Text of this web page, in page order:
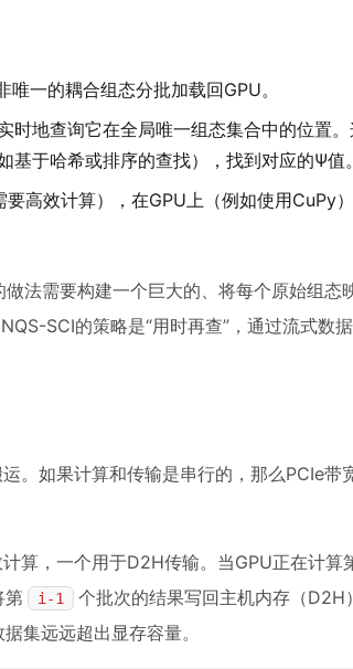
一的耦合组态分批加载回GPU。
时地查询它在全局唯一组态集合中的位置
于哈希或排序的查找），找到对应的Ψ值。
高效计算），在GPU上（例如使用CuPy
做法需要构建一个巨大的、将每个原始组态
SCI的策略是“用时再查”，通过流式数
。如果计算和传输是串行的，那么PCIe带
算，一个用于D2H传输。当GPU正在计算
第 i-1
个批次的结果写回主机内存（D2H
集远远超出显存容量。